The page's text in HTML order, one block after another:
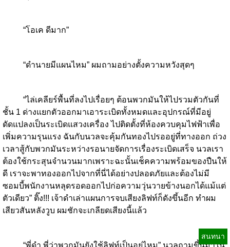
“โอเค ดีมาก”
“ดำนายมีแผนไหม” ผมถามอย่างตั้งความหวังสุดๆ
“ไล่เคลียร์พื้นที่ลงไปเรื่อยๆ ต้อนพวกมันให้ไปรวมตัวกันที่
ชั้น 1 ด่างแยกตัวออกมาเอาระเบิดทั้งหมดและอุปกรณ์ที่มีอยู่
ดัดแปลงเป็นระเบิดแสวงเครื่อง ไปติดตั้งที่ห้องควบคุมไฟฟ้าเพื่อ
เพิ่มความรุนแรง ฉันกับนวลจะคุ้มกันทองไปรออยู่ที่ทางออก ถ่วง
เวลาสู้กับพวกมันระหว่างรอนายจัดการเรื่องระเบิดเสร็จ นวลเรา
ต้องใช้กระสุนจำนวนมากเพราะฉะนั้นเช็คความพร้อมของปืนให้
ดี เราจะพาทองออกไปจากที่นี่ได้อย่างปลอดภัยและต้องไม่มี
ซอมบี้พนักงานหลุดรอดออกไปก่อความวุ่นวายข้างนอกได้แม้แต่
ตัวเดียว” ติ๊ง!!! เจ้าดำเล่าแผนการจบเสียงลิฟท์ก็ดังขึ้นอีก ทำผม
เสียวสันหลังวูบ​ ผมชักจะเกลียดเสียงนี้แล้ว
“พี่ดำ พี่ว่าพวกมันยังใช้ลิฟท์เป็นอยู่ไหม” นวลถามขึ้นมาใน
สนทนา